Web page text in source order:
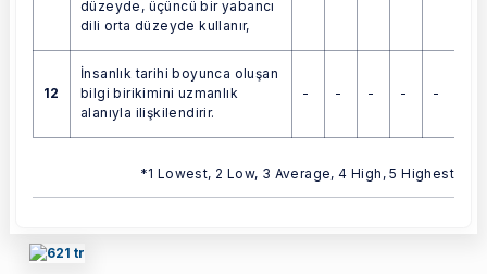
düzeyde, üçüncü bir yabancı
dili orta düzeyde kullanır,
12
İnsanlık tarihi boyunca oluşan
bilgi birikimini uzmanlık
alanıyla ilişkilendirir.
- - - - -
*1 Lowest, 2 Low, 3 Average, 4 High, 5 Highest